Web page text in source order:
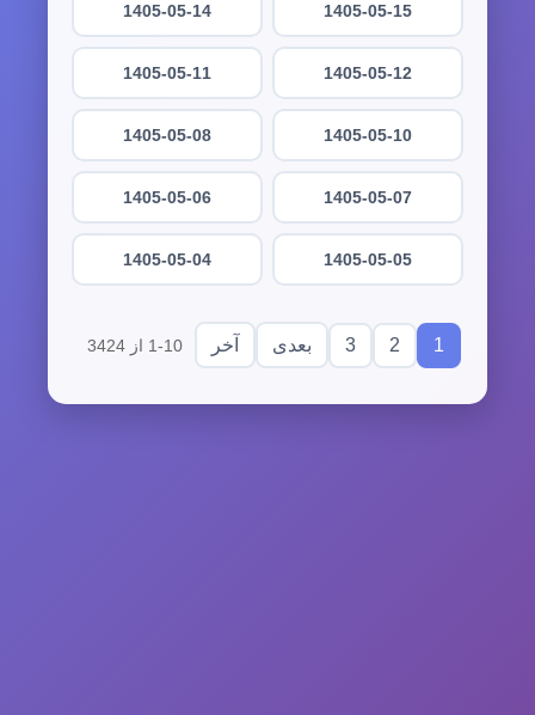
1405-05-15
1405-05-14
1405-05-12
1405-05-11
1405-05-10
1405-05-08
1405-05-07
1405-05-06
1405-05-05
1405-05-04
1
2
3 بعدی آخر 1-10 از 3424